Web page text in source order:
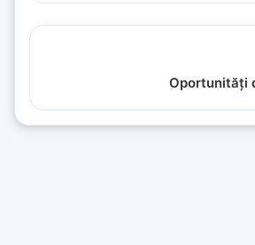
Oportunități